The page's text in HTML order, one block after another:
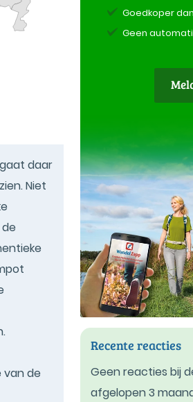
daar
Niet
van de
Goedkoper
Geen
Recente reacties
Geen reacties bij
afgelopen 3